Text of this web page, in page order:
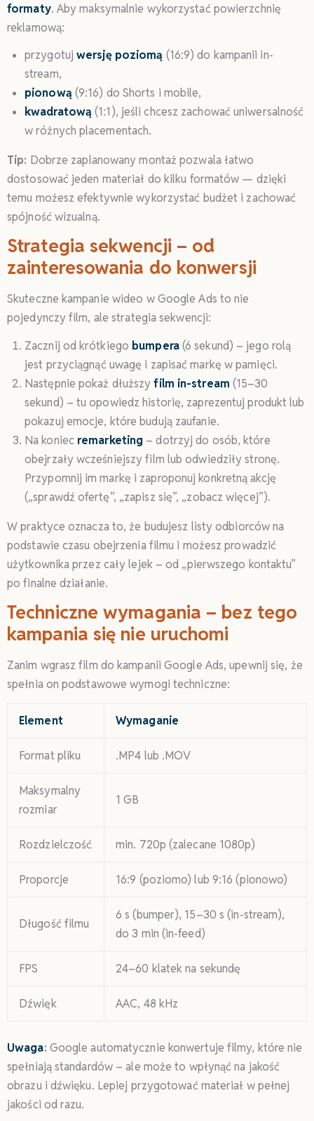
formaty. Aby maksymalnie wykorzystać powierzchnię
reklamową:
przygotuj wersję poziomą (16:9) do kampanii in-
stream,
pionową (9:16) do Shorts i mobile,
kwadratową(1:1), jeśli chcesz zachować uniwersalność
w różnych placementach.
Tip: Dobrze zaplanowany montaż pozwala łatwo
dostosować jeden materiał do kilku formatów — dzięki
temu możesz efektywnie wykorzystać budżet i zachować
spójność wizualną.
Strategia sekwencji – od
zainteresowania do konwersji
Skuteczne kampanie wideo w Google Ads to nie
pojedynczy film, ale strategia sekwencji:
Zacznij od krótkiego bumpera(6 sekund) – jego rolą
jest przyciągnąć uwagę i zapisać markę w pamięci.
Następnie pokaż dłuższyfilm in-stream (15–30
sekund) – tu opowiedz historię, zaprezentuj produkt lub
pokazuj emocje, które budują zaufanie.
Na koniec remarketing – dotrzyj do osób, które
obejrzały wcześniejszy film lub odwiedziły stronę.
Przypomnij im markę i zaproponuj konkretną akcję
(„sprawdź ofertę”, „zapisz się”, „zobacz więcej”).
W praktyce oznacza to, że budujesz listy odbiorców na
podstawie czasu obejrzenia filmu i możesz prowadzić
użytkownika przez cały lejek – od „pierwszego kontaktu”
po finalne działanie.
Techniczne wymagania – bez tego
kampania się nie uruchomi
Zanim wgrasz film do kampanii Google Ads, upewnij się, że
spełnia on podstawowe wymogi techniczne:
Element Wymaganie
Format pliku .MP4 lub .MOV
Maksymalny
rozmiar
1 GB
Rozdzielczość min. 720p (zalecane 1080p)
Proporcje 16:9 (poziomo) lub 9:16 (pionowo)
Długość filmu
6 s (bumper), 15–30 s (in-stream),
do 3 min (in-feed)
FPS 24–60 klatek na sekundę
Dźwięk AAC, 48 kHz
Uwaga: Google automatycznie konwertuje filmy, które nie
spełniają standardów – ale może to wpłynąć na jakość
obrazu i dźwięku. Lepiej przygotować materiał w pełnej
jakości od razu.